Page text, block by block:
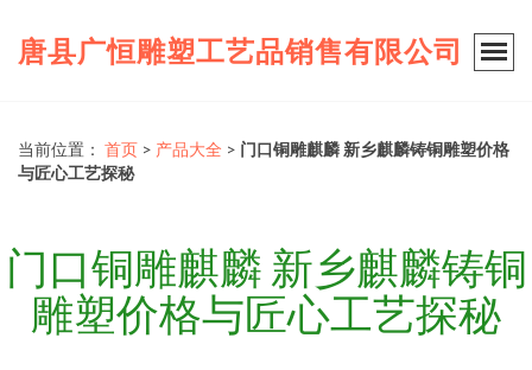
唐县广恒雕塑工艺品销售有限公司
当前位置： 首页 > 产品大全 > 门口铜雕麒麟 新乡麒麟铸铜雕塑价格
与匠心工艺探秘
门口铜雕麒麟 新乡麒麟铸铜
雕塑价格与匠心工艺探秘